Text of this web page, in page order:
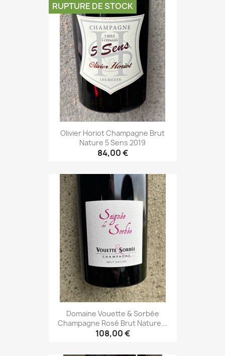
Olivier Horiot Champagne Brut
Nature 5 Sens 2019
84,00 €
RUPTURE DE STOCK
Domaine Vouette & Sorbée
Champagne Rosé Brut Nature...
108,00 €